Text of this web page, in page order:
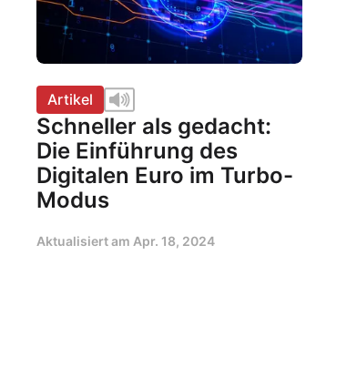
Artikel
Schneller als gedacht:
Die Einführung des
Digitalen Euro im Turbo-
Modus
Aktualisiert am Apr. 18, 2024